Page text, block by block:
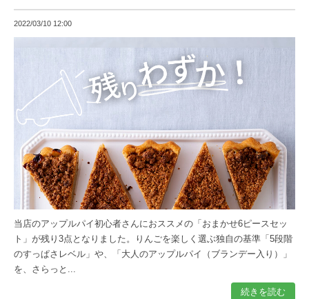
2022/03/10 12:00
当店のアップルパイ初心者さんにおススメの「おまかせ6ピースセッ
ト」が残り3点となりました。りんごを楽しく選ぶ独自の基準「5段階
のすっぱさレベル」や、「大人のアップルパイ（ブランデー入り）」
を、さらっと...
続きを読む